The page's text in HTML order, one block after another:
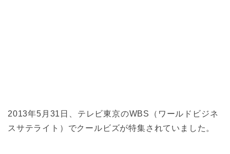
2013年5月31日、テレビ東京のWBS（ワールドビジネ
スサテライト）でクールビズが特集されていました。